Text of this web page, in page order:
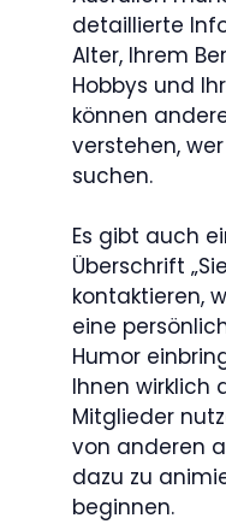
detaillierte
Alter, Ihrem
Hobbys und
können
verstehen,
suchen.
Es gibt auch
Überschrift
kontaktieren,
eine
Humor
Ihnen wirklich
Mitglieder
von anderen
dazu zu
beginnen.